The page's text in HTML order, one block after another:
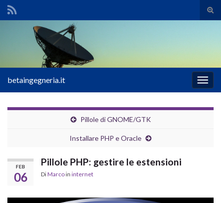
il
Search for:
la
betaingegneria.it
Pillole di GNOME/GTK
Installare PHP e Oracle
FEB
06
Pillole PHP: gestire le estensioni
DiMarcoin internet